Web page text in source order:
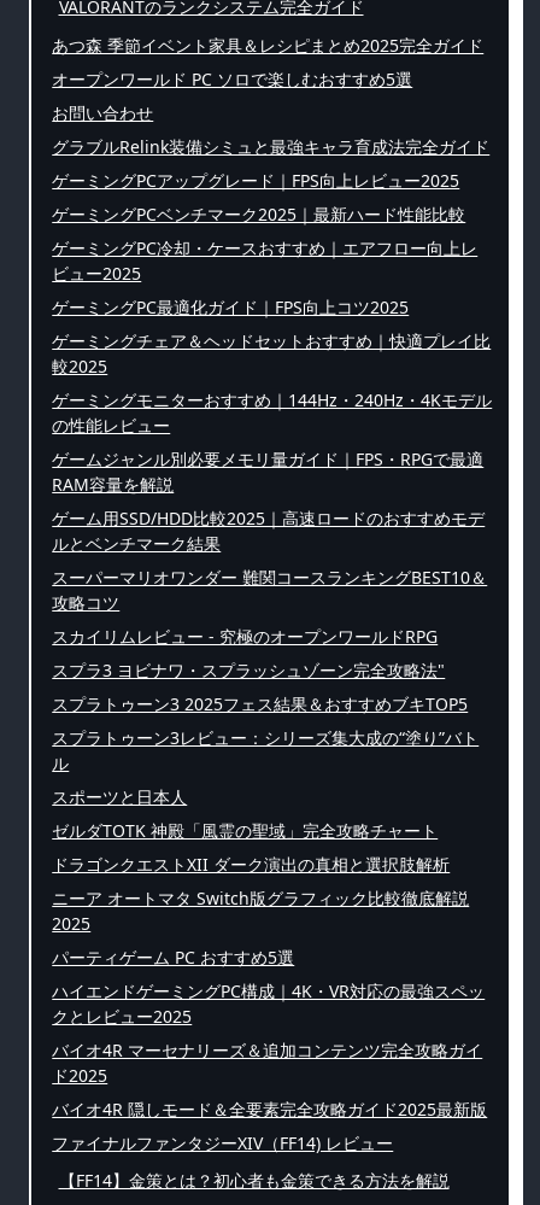
VALORANTのランクシステム完全ガイド
あつ森 季節イベント家具＆レシピまとめ2025完全ガイド
オープンワールド PC ソロで楽しむおすすめ5選
お問い合わせ
グラブルRelink装備シミュと最強キャラ育成法完全ガイド
ゲーミングPCアップグレード｜FPS向上レビュー2025
ゲーミングPCベンチマーク2025｜最新ハード性能比較
ゲーミングPC冷却・ケースおすすめ｜エアフロー向上レ
ビュー2025
ゲーミングPC最適化ガイド｜FPS向上コツ2025
ゲーミングチェア＆ヘッドセットおすすめ｜快適プレイ比
較2025
ゲーミングモニターおすすめ｜144Hz・240Hz・4Kモデル
の性能レビュー
ゲームジャンル別必要メモリ量ガイド｜FPS・RPGで最適
RAM容量を解説
ゲーム用SSD/HDD比較2025｜高速ロードのおすすめモデ
ルとベンチマーク結果
スーパーマリオワンダー 難関コースランキングBEST10＆
攻略コツ
スカイリムレビュー - 究極のオープンワールドRPG
スプラ3 ヨビナワ・スプラッシュゾーン完全攻略法"
スプラトゥーン3 2025フェス結果＆おすすめブキTOP5
スプラトゥーン3レビュー：シリーズ集大成の“塗り”バト
ル
スポーツと日本人
ゼルダTOTK 神殿「風霊の聖域」完全攻略チャート
ドラゴンクエストXII ダーク演出の真相と選択肢解析
ニーア オートマタ Switch版グラフィック比較徹底解説
2025
パーティゲーム PC おすすめ5選
ハイエンドゲーミングPC構成｜4K・VR対応の最強スペッ
クとレビュー2025
バイオ4R マーセナリーズ＆追加コンテンツ完全攻略ガイ
ド2025
バイオ4R 隠しモード＆全要素完全攻略ガイド2025最新版
ファイナルファンタジーXIV（FF14) レビュー
【FF14】金策とは？初心者も金策できる方法を解説